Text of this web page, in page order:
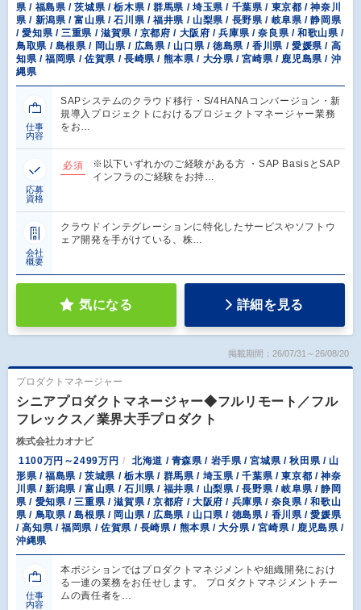
県 / 福島県 / 茨城県 / 栃木県 / 群馬県 / 埼玉県 / 千葉県 / 東京都 / 神奈川
県 / 新潟県 / 富山県 / 石川県 / 福井県 / 山梨県 / 長野県 / 岐阜県 / 静岡県
/ 愛知県 / 三重県 / 滋賀県 / 京都府 / 大阪府 / 兵庫県 / 奈良県 / 和歌山県 /
鳥取県 / 島根県 / 岡山県 / 広島県 / 山口県 / 徳島県 / 香川県 / 愛媛県 / 高
知県 / 福岡県 / 佐賀県 / 長崎県 / 熊本県 / 大分県 / 宮崎県 / 鹿児島県 / 沖
縄県
仕事
内容
SAPシステムのクラウド移行・S/4HANAコンバージョン・新
規導入プロジェクトにおけるプロジェクトマネージャー業務
をお…
応募
資格
必須
※以下いずれかのご経験がある方 ・SAP BasisとSAP
インフラのご経験をお持…
会社
概要
クラウドインテグレーションに特化したサービスやソフトウ
ェア開発を手がけている、株…
気になる 詳細を見る
掲載期間：26/07/31～26/08/20
プロダクトマネージャー
シニアプロダクトマネージャー◆フルリモート／フル
フレックス／業界大手プロダクト
株式会社カオナビ
1100万円～2499万円
北海道 / 青森県 / 岩手県 / 宮城県 / 秋田県 / 山
形県 / 福島県 / 茨城県 / 栃木県 / 群馬県 / 埼玉県 / 千葉県 / 東京都 / 神奈
川県 / 新潟県 / 富山県 / 石川県 / 福井県 / 山梨県 / 長野県 / 岐阜県 / 静岡
県 / 愛知県 / 三重県 / 滋賀県 / 京都府 / 大阪府 / 兵庫県 / 奈良県 / 和歌山
県 / 鳥取県 / 島根県 / 岡山県 / 広島県 / 山口県 / 徳島県 / 香川県 / 愛媛県
/ 高知県 / 福岡県 / 佐賀県 / 長崎県 / 熊本県 / 大分県 / 宮崎県 / 鹿児島県 /
沖縄県
仕事
内容
本ポジションではプロダクトマネジメントや組織開発におけ
る一連の業務をお任せします。 プロダクトマネジメントチー
ムの責任者を…